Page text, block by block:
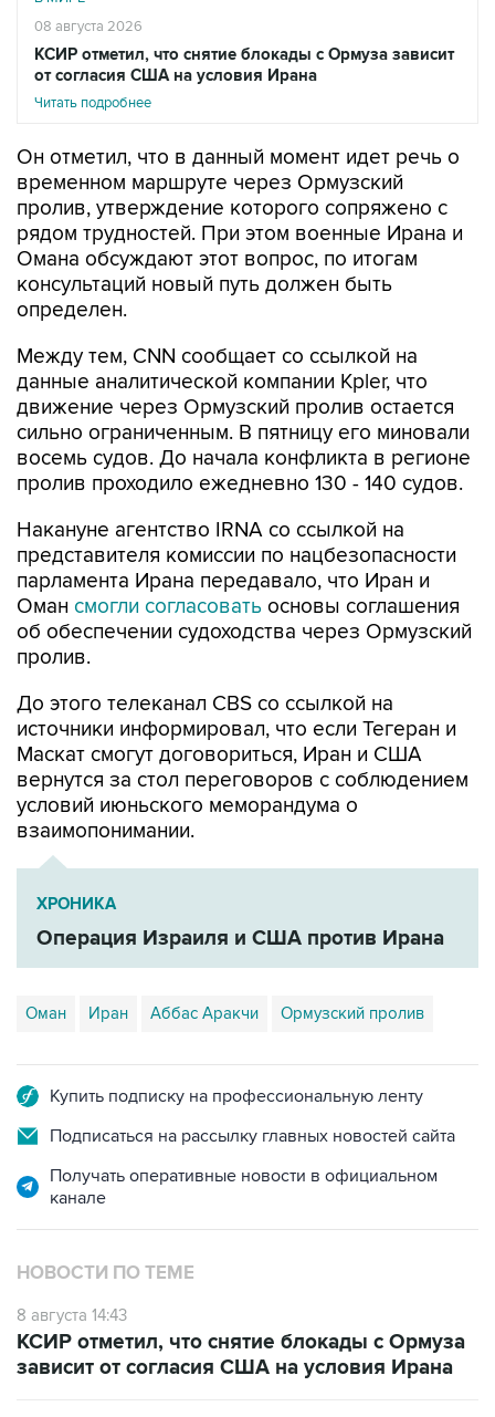
08 августа 2026
КСИР отметил, что снятие блокады с Ормуза зависит
от согласия США на условия Ирана
Читать подробнее
Он отметил, что в данный момент идет речь о
временном маршруте через Ормузский
пролив, утверждение которого сопряжено с
рядом трудностей. При этом военные Ирана и
Омана обсуждают этот вопрос, по итогам
консультаций новый путь должен быть
определен.
Между тем, CNN сообщает со ссылкой на
данные аналитической компании Kpler, что
движение через Ормузский пролив остается
сильно ограниченным. В пятницу его миновали
восемь судов. До начала конфликта в регионе
пролив проходило ежедневно 130 - 140 судов.
Накануне агентство IRNA со ссылкой на
представителя комиссии по нацбезопасности
парламента Ирана передавало, что Иран и
Оман смогли согласовать основы соглашения
об обеспечении судоходства через Ормузский
пролив.
До этого телеканал CBS со ссылкой на
источники информировал, что если Тегеран и
Маскат смогут договориться, Иран и США
вернутся за стол переговоров с соблюдением
условий июньского меморандума о
взаимопонимании.
ХРОНИКА
Операция Израиля и США против Ирана
Оман Иран Аббас Аракчи Ормузский пролив
Купить подписку на профессиональную ленту
Подписаться на рассылку главных новостей сайта
Получать оперативные новости в официальном
канале
НОВОСТИ ПО ТЕМЕ
8 августа 14:43
КСИР отметил, что снятие блокады с Ормуза
зависит от согласия США на условия Ирана